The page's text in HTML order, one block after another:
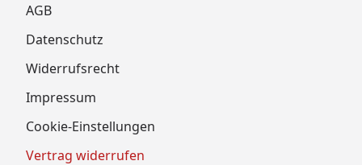
AGB
Datenschutz
Widerrufsrecht
Impressum
Cookie-Einstellungen
Vertrag widerrufen